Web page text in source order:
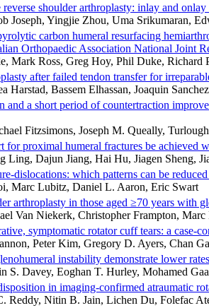
shoulder arthroplasty: inlay and
Joseph, Yingjie Zhou, Uma Srikumaran,
carbon humeral resurfacing
Orthopaedic Association National Joint
Mark Ross, Greg Hoy, Phil Duke, Richard
after failed tendon transfer for
Harstad, Bassem Elhassan, Joaquin
and a short period of countertraction
Fitzsimons, Joseph M. Queally,
for proximal humeral fractures be achieved
Ling, Dajun Jiang, Hai Hu, Jiagen Sheng,
dislocations: which patterns can be
Marc Lubitz, Daniel L. Aaron, Eric Swart
arthroplasty in those aged ≥70 years with
Van Niekerk, Christopher Frampton,
symptomatic rotator cuff tears: a case-
Peter Kim, Gregory D. Ayers, Chan
instability demonstrate lower
S. Davey, Eoghan T. Hurley, Mohamed
in imaging-confirmed atraumatic
Reddy, Nitin B. Jain, Lichen Du, Folefac